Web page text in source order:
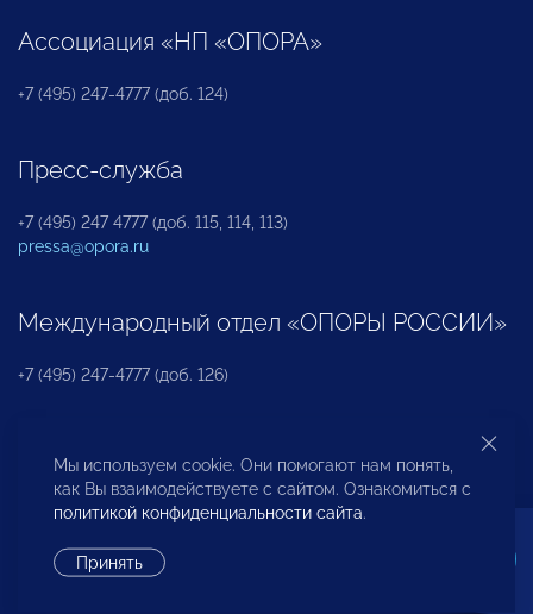
Ассоциация «НП «ОПОРА»
+7 (495) 247-4777 (доб. 124)
Пресс-служба
+7 (495) 247 4777 (доб. 115, 114, 113)
pressa@opora.ru
Международный отдел «ОПОРЫ РОССИИ»
+7 (495) 247-4777 (доб. 126)
Бюро по защите прав предпринимателей и
инвесторов
Мы используем cookie. Они помогают нам понять,
как Вы взаимодействуете с сайтом. Ознакомиться с
политикой конфиденциальности сайта.
Принять